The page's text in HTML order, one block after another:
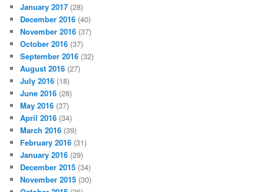
January 2017 (28)
December 2016 (40)
November 2016 (37)
October 2016 (37)
September 2016 (32)
August 2016 (27)
July 2016 (18)
June 2016 (28)
May 2016 (37)
April 2016 (34)
March 2016 (39)
February 2016 (31)
January 2016 (29)
December 2015 (34)
November 2015 (30)